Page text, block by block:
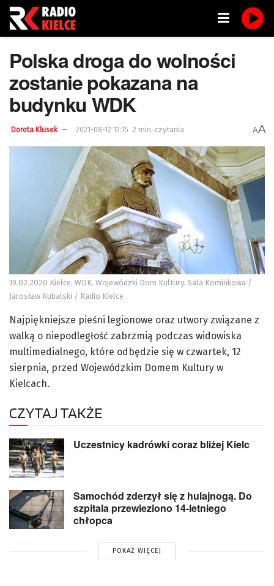
Polska droga do wolności
zostanie pokazana na
budynku WDK
Dorota Klusek 2021-08-12 12:15 2 min. czytania AA
19.02.2020 Kielce. WDK. Wojewódzki Dom Kultury. Sala Kominkowa /
Jarosław Kubalski / Radio Kielce
Najpiękniejsze pieśni legionowe oraz utwory związane z
walką o niepodległość zabrzmią podczas widowiska
multimedialnego, które odbędzie się w czwartek, 12
sierpnia, przed Wojewódzkim Domem Kultury w
Kielcach.
CZYTAJ TAKŻE
Uczestnicy kadrówki coraz bliżej Kielc
Samochód zderzył się z hulajnogą. Do
szpitala przewieziono 14-letniego
chłopca
POKAŻ WIĘCEJ